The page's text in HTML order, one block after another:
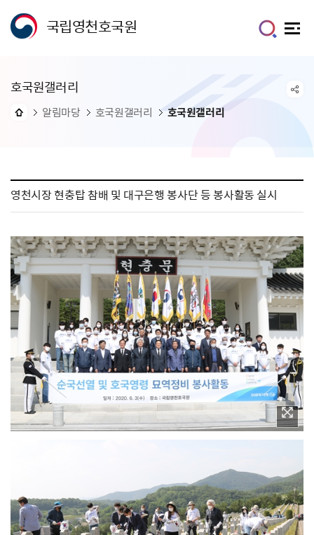
국립영천호국원
호국원갤러리
알림마당 호국원갤러리 호국원갤러리
영천시장 현충탑 참배 및 대구은행 봉사단 등 봉사활동 실시